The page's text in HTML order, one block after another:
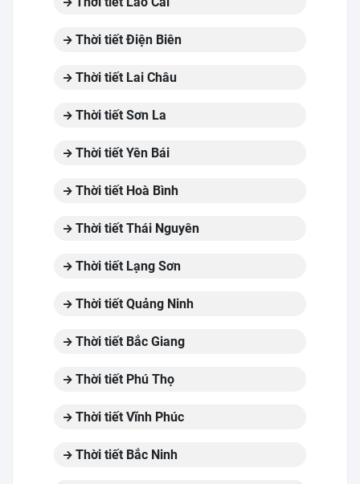
Thời tiết Điện Biên
Thời tiết Lai Châu
Thời tiết Sơn La
Thời tiết Yên Bái
Thời tiết Hoà Bình
Thời tiết Thái Nguyên
Thời tiết Lạng Sơn
Thời tiết Quảng Ninh
Thời tiết Bắc Giang
Thời tiết Phú Thọ
Thời tiết Vĩnh Phúc
Thời tiết Bắc Ninh